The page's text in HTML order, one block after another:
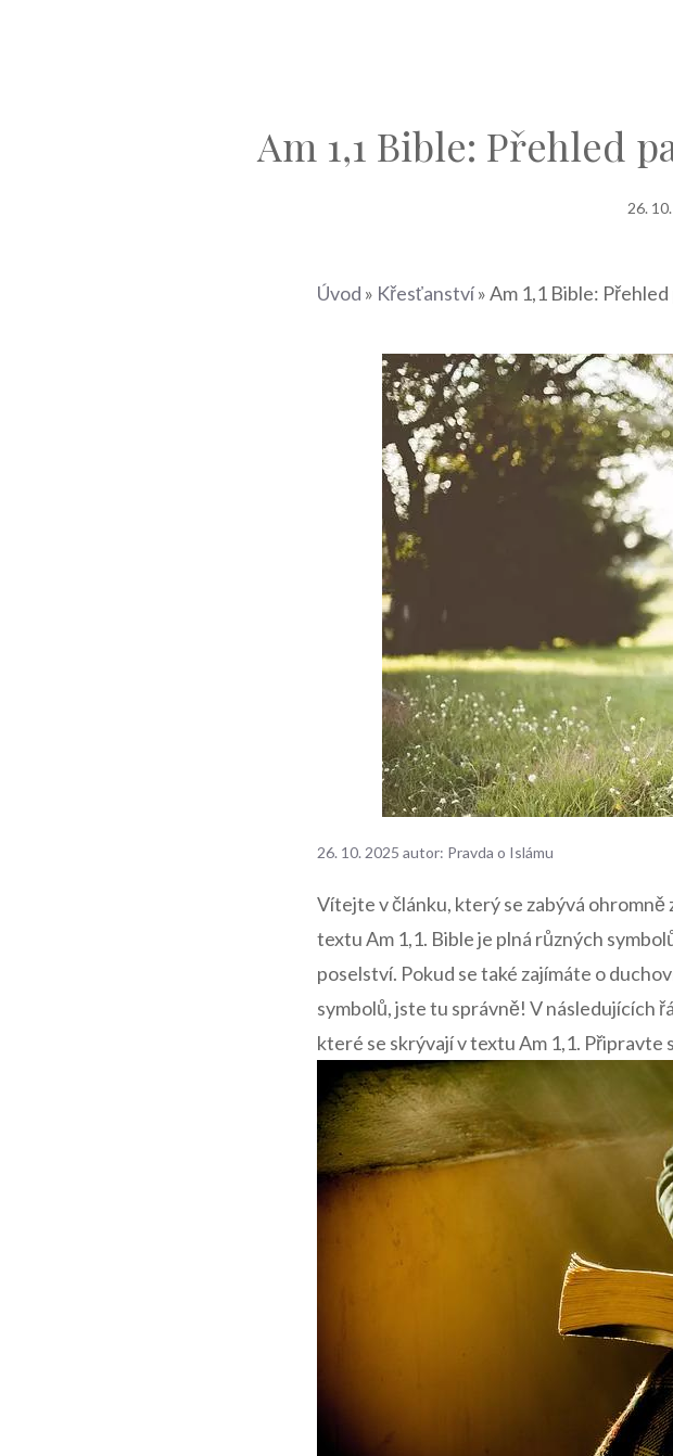
Am 1,1 Bible: Přehled
26.
Úvod » Křesťanství»Am 1,1 Bible:
26. 10. 2025 autor: Pravda o Islámu
Vítejte v článku, který se zabývá
textu Am 1,1. Bible je plná různých
poselství. Pokud se také zajímáte o
symbolů, jste tu správně! V následujících
které se skrývají v textu Am 1,1.